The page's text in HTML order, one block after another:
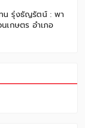
น รุ่งธัญรัตน์ : พา
เกษตร อำเภอ